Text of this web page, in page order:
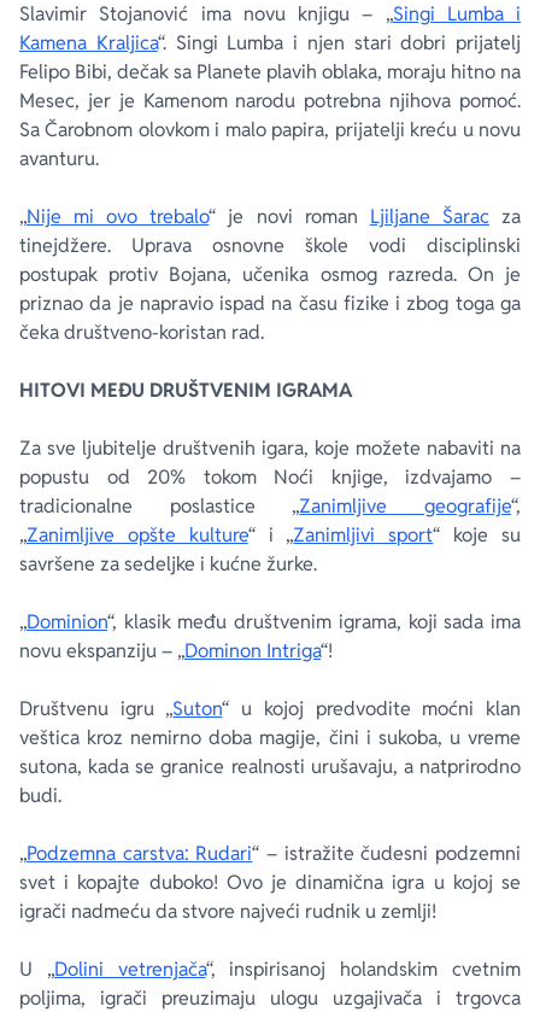
Slavimir Stojanović ima novu knjigu – „Singi Lumba i
Kamena Kraljica“. Singi Lumba i njen stari dobri prijatelj
Felipo Bibi, dečak sa Planete plavih oblaka, moraju hitno na
Mesec, jer je Kamenom narodu potrebna njihova pomoć.
Sa Čarobnom olovkom i malo papira, prijatelji kreću u novu
avanturu.
„Nije mi ovo trebalo“ je novi roman Ljiljane Šaracza
tinejdžere. Uprava osnovne škole vodi disciplinski
postupak protiv Bojana, učenika osmog razreda. On je
priznao da je napravio ispad na času fizike i zbog toga ga
čeka društveno-koristan rad.
HITOVI MEĐU DRUŠTVENIM IGRAMA
Za sve ljubitelje društvenih igara, koje možete nabaviti na
popustu od 20% tokom Noći knjige, izdvajamo –
tradicionalne poslastice „Zanimljive geografije“,
„Zanimljive opšte kulture“ i „Zanimljivi sport“ koje su
savršene za sedeljke i kućne žurke.
„Dominion“, klasik među društvenim igrama, koji sada ima
novu ekspanziju – „Dominon Intriga“!
Društvenu igru „Suton“ u kojoj predvodite moćni klan
veštica kroz nemirno doba magije, čini i sukoba, u vreme
sutona, kada se granice realnosti urušavaju, a natprirodno
budi.
„Podzemna carstva: Rudari“ – istražite čudesni podzemni
svet i kopajte duboko! Ovo je dinamična igra u kojoj se
igrači nadmeću da stvore najveći rudnik u zemlji!
U „Dolini vetrenjača“, inspirisanoj holandskim cvetnim
poljima, igrači preuzimaju ulogu uzgajivača i trgovca